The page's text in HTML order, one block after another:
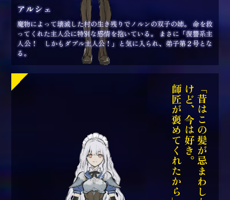
アルシェ
魔物によって壊滅した村の生き残りでノルンの双子の姉。 命を救
ってくれた主人公に特別な感情を抱いている。 まさに「復讐系主
人公！ しかもダブル主人公！」と気に入られ、弟子第２号とな
る。
「昔はこの髪が忌まわしかった。
けど、今は好き。
師匠が褒めてくれたから」